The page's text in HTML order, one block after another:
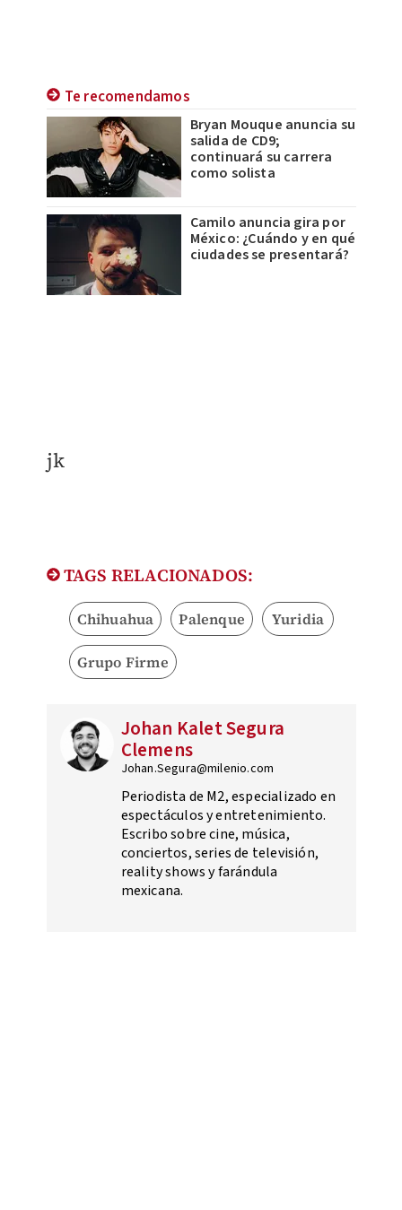
Te recomendamos
Bryan Mouque anuncia su
salida de CD9;
continuará su carrera
como solista
Camilo anuncia gira por
México: ¿Cuándo y en qué
ciudades se presentará?
jk
TAGS RELACIONADOS:
Chihuahua Palenque Yuridia
Grupo Firme
Johan Kalet Segura
Clemens
Johan.Segura@milenio.com
Periodista de M2, especializado en
espectáculos y entretenimiento.
Escribo sobre cine, música,
conciertos, series de televisión,
reality shows y farándula
mexicana.